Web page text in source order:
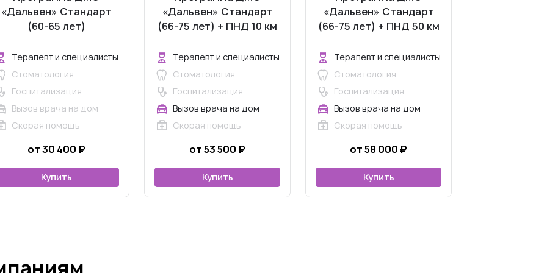
«Дальвен» Стандарт
(60-65 лет)
Терапевт и специалисты
Стоматология
Госпитализация
Вызов врача на дом
Скорая помощь
от 30 400 ₽
Купить
«Дальвен» Стандарт
(66-75 лет) + ПНД 10 км
за МКАД
Терапевт и специалисты
Стоматология
Госпитализация
Вызов врача на дом
Скорая помощь
от 53 500 ₽
Купить
«Дальвен» Стандарт
(66-75 лет) + ПНД 50 км
за МКАД
Терапевт и специалисты
Стоматология
Госпитализация
Вызов врача на дом
Скорая помощь
от 58 000 ₽
Купить